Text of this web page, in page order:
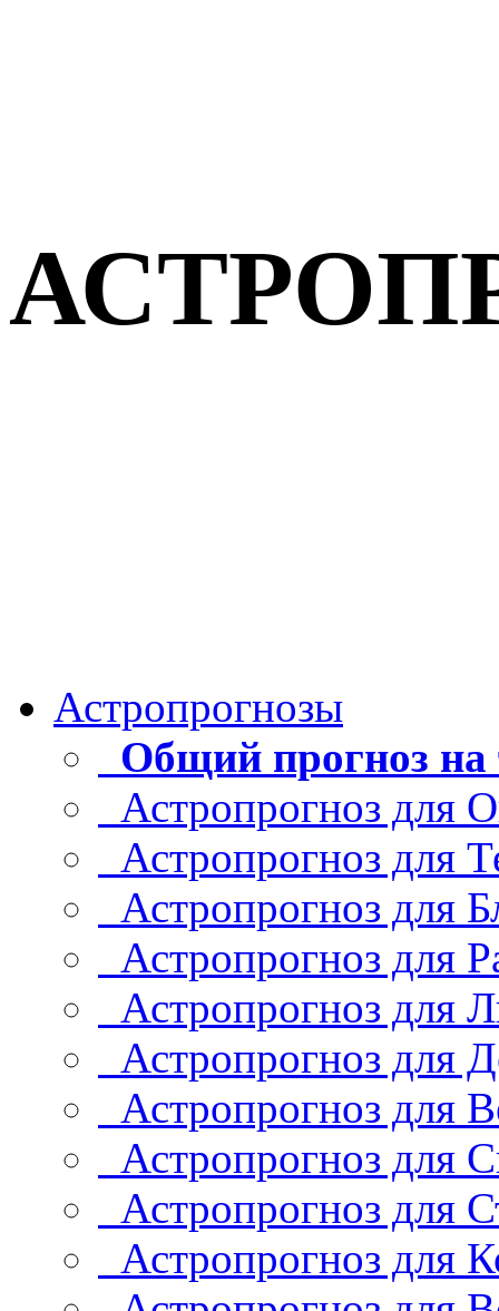
Астропрогнозы
Общий прогноз
Астропрогноз для
Астропрогноз для
Астропрогноз для
Астропрогноз для
Астропрогноз для
Астропрогноз для
Астропрогноз для
Астропрогноз для
Астропрогноз для
Астропрогноз для